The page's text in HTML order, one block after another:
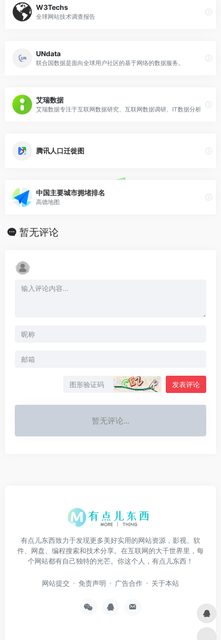
W3Techs
全球网站技术调查报告
UNdata
联合国数据是面向全球用户社区的基于网络的数据服务。
艾瑞数据
艾瑞数据专注于互联网数据研究、互联网数据调研、IT数据分析
腾讯人口迁徙图
中国主要城市拥堵排名
高德地图
暂无评论
发表评论
暂无评论...
有点儿东西致力于发现更多美好实用的网站资源，影视、软
件、网盘、编程搜索和技术分享。在互联网的大千世界里，每
个网站都有自己独特的光芒。你这个人，有点儿东西！
网站提交 免责声明 广告合作 关于本站